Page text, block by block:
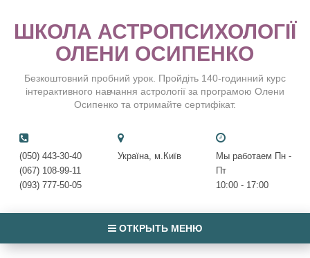
ШКОЛА АСТРОПСИХОЛОГІЇ
ОЛЕНИ ОСИПЕНКО
Безкоштовний пробний урок. Пройдіть 140-годинний курс
інтерактивного навчання астрології за програмою Олени
Осипенко та отримайте сертифікат.
Мы работаем Пн -
Пт
10:00 - 17:00
Україна, м.Київ
(050) 443-30-40
(067) 108-99-11
(093) 777-50-05
ОТКРЫТЬ МЕНЮ